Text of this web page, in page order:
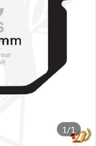
1/1